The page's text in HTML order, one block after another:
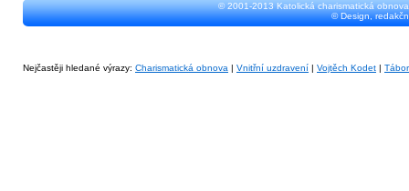
© 2001-2013 Katolická charismatická
© Design,
Nejčastěji hledané výrazy: Charismatická obnova | Vnitřní uzdravení | Vojtěch Kodet |